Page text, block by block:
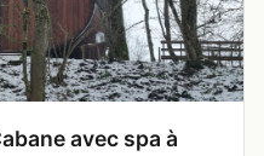
avec spa à